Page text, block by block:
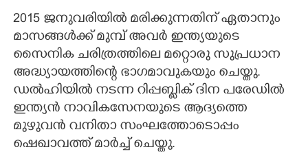
2015 ജനുവരിയിൽ മരിക്കുന്നതിന് ഏതാനും
മാസങ്ങൾക്ക് മുമ്പ് അവർ ഇന്ത്യയുടെ
സൈനിക ചരിത്രത്തിലെ മറ്റൊരു സുപ്രധാന
അദ്ധ്യായത്തിന്റെ ഭാഗമാവുകയും ചെയ്തു.
ഡൽഹിയിൽ നടന്ന റിപ്പബ്ലിക് ദിന പരേഡിൽ
ഇന്ത്യൻ നാവികസേനയുടെ ആദ്യത്തെ
മുഴുവൻ വനിതാ സംഘത്തോടൊപ്പം
ഷെഖാവത്ത് മാർച്ച് ചെയ്തു.